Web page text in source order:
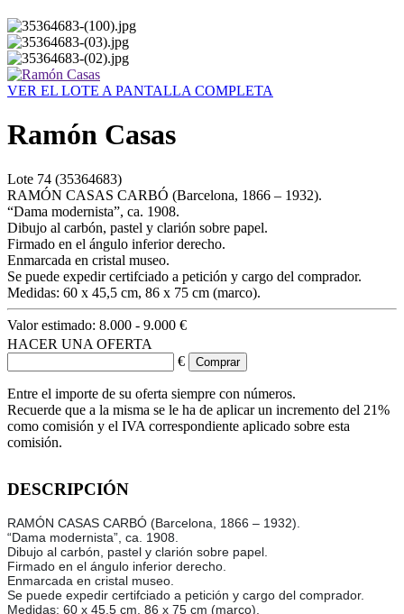
VER EL LOTE A PANTALLA COMPLETA
Ramón Casas
Lote 74 (35364683)
RAMÓN CASAS CARBÓ (Barcelona, 1866 – 1932).
“Dama modernista”, ca. 1908.
Dibujo al carbón, pastel y clarión sobre papel.
Firmado en el ángulo inferior derecho.
Enmarcada en cristal museo.
Se puede expedir certifciado a petición y cargo del comprador.
Medidas: 60 x 45,5 cm, 86 x 75 cm (marco).
Valor estimado: 8.000 - 9.000 €
HACER UNA OFERTA
€
Entre el importe de su oferta siempre con números.
Recuerde que a la misma se le ha de aplicar un incremento del 21%
como comisión y el IVA correspondiente aplicado sobre esta
comisión.
DESCRIPCIÓN
RAMÓN CASAS CARBÓ (Barcelona, 1866 – 1932).
“Dama modernista”, ca. 1908.
Dibujo al carbón, pastel y clarión sobre papel.
Firmado en el ángulo inferior derecho.
Enmarcada en cristal museo.
Se puede expedir certifciado a petición y cargo del comprador.
Medidas: 60 x 45,5 cm, 86 x 75 cm (marco).